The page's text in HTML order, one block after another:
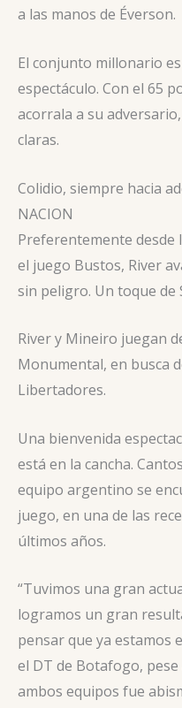
a las manos de Éverson.
El conjunto millonario
espectáculo. Con el 65
acorrala a su
claras.
Colidio, siempre hacia
NACION
Preferentemente desde
el juego Bustos, River
sin peligro. Un toque de
River y Mineiro juegan
Monumental, en busca
Libertadores.
Una bienvenida
está en la cancha.
equipo argentino se
juego, en una de las
últimos años.
“Tuvimos una gran
logramos un gran
pensar que ya estamos
el DT de Botafogo,
ambos equipos fue